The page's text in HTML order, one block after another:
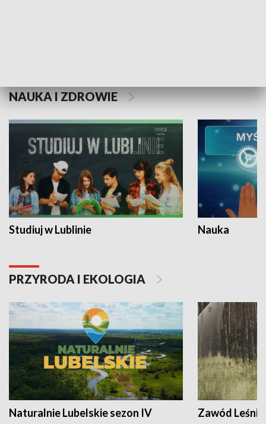
NAUKA I ZDROWIE
Studiuj w Lublinie Nauka
PRZYRODA I EKOLOGIA
Naturalnie Lubelskie sezon IV Zawód Leśnik